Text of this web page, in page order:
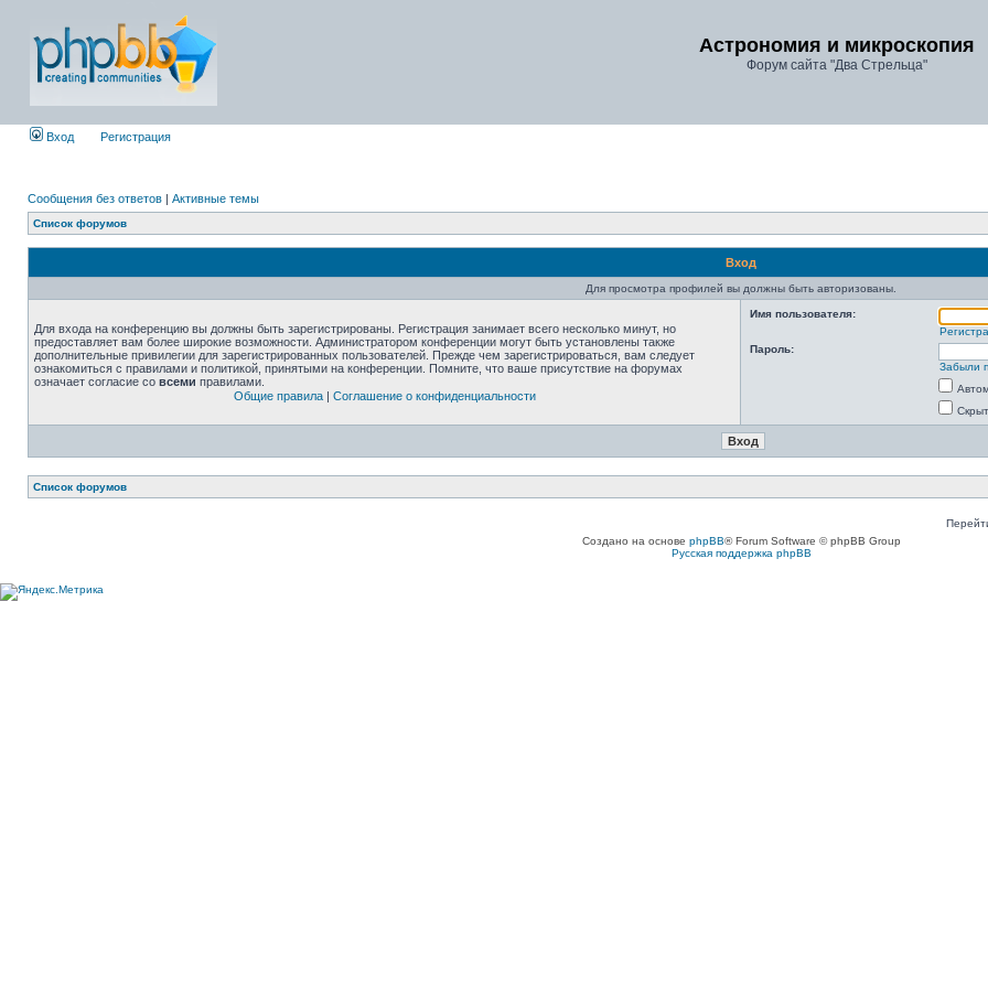
Астрономия и микроскопия
Форум сайта "Два Стрельца"
Вход Регистрация
Сообщения без ответов | Активные темы
Список форумов
Вход
Для просмотра профилей вы должны быть авторизованы.
Для входа на конференцию вы должны быть зарегистрированы. Регистрация занимает всего несколько минут, но
предоставляет вам более широкие возможности. Администратором конференции могут быть установлены также
дополнительные привилегии для зарегистрированных пользователей. Прежде чем зарегистрироваться, вам следует
ознакомиться с правилами и политикой, принятыми на конференции. Помните, что ваше присутствие на форумах
означает согласие со всеми правилами.
Общие правила| Соглашение о конфиденциальности
Имя пользователя:
Пароль:
Забыли
Список форумов
Создано на основе phpBB® Forum Software © phpBB Group
Русская поддержка phpBB